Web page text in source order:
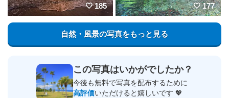
185 177
自然・風景の写真をもっと見る
この写真はいかがでしたか？
今後も無料で写真を配布するために
高評価いただけると嬉しいです 💖